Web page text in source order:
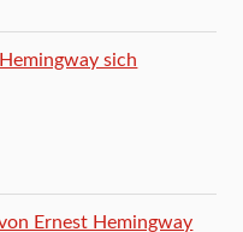
sich
Ernest Hemingway